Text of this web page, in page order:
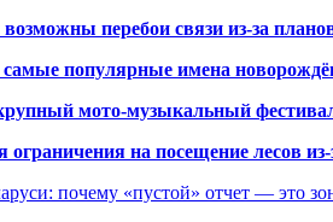
перебои связи из-за
самые популярные имена
мото-музыкальный
на посещение лесов
почему «пустой» отчет — это